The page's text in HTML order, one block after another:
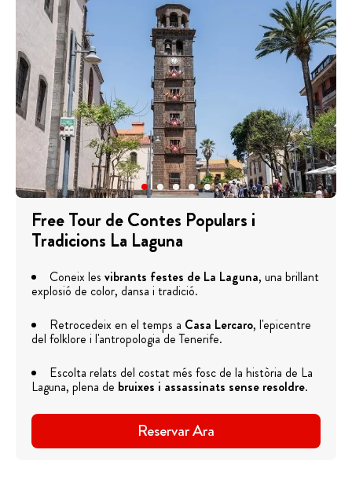
Free Tour de Contes Populars i
Tradicions La Laguna
Coneix les vibrants festes de La Laguna, una brillant
explosió de color, dansa i tradició.
Retrocedeix en el temps a Casa Lercaro, l'epicentre
del folklore i l'antropologia de Tenerife.
Escolta relats del costat més fosc de la història de La
Laguna, plena de bruixes i assassinats sense resoldre.
Reservar Ara